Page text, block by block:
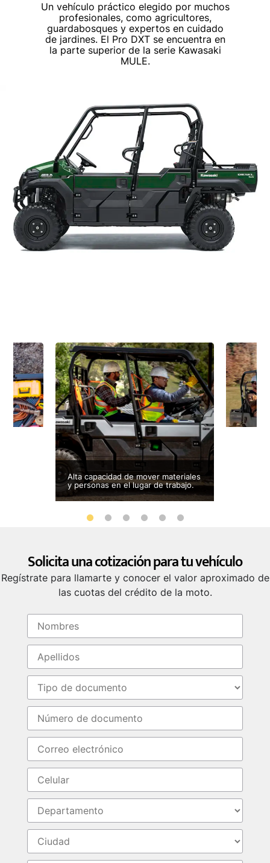
Un vehículo práctico elegido por muchos
profesionales, como agricultores,
guardabosques y expertos en cuidado
de jardines. El Pro DXT se encuentra en
la parte superior de la serie Kawasaki
MULE.
Alta capacidad de mover materiales
y personas en el lugar de trabajo.
Solicita una cotización para tu vehículo
Regístrate para llamarte y conocer el valor aproximado de
las cuotas del crédito de la moto.